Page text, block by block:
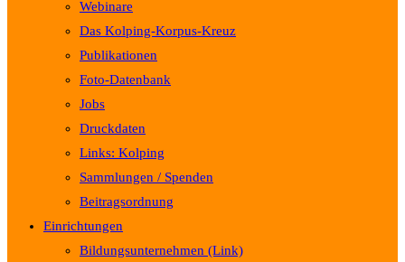
Webinare
Das Kolping-Korpus-Kreuz
Publikationen
Foto-Datenbank
Jobs
Druckdaten
Links: Kolping
Sammlungen / Spenden
Beitragsordnung
Einrichtungen
Bildungsunternehmen (Link)